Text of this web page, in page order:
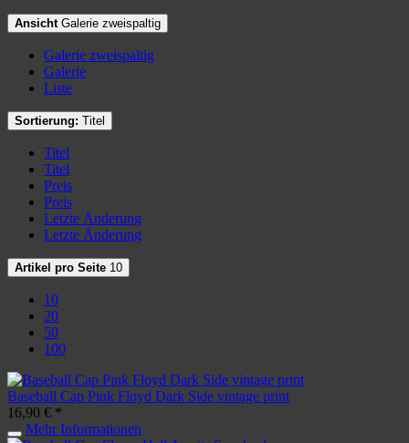
AnsichtGalerie zweispaltig
Galerie zweispaltig
Galerie
Liste
Sortierung: Titel
Titel
Titel
Preis
Preis
Letzte Änderung
Letzte Änderung
Artikel pro Seite 10
10
20
50
100
Baseball Cap Pink Floyd Dark Side vintage print
16,90 € *
Mehr Informationen